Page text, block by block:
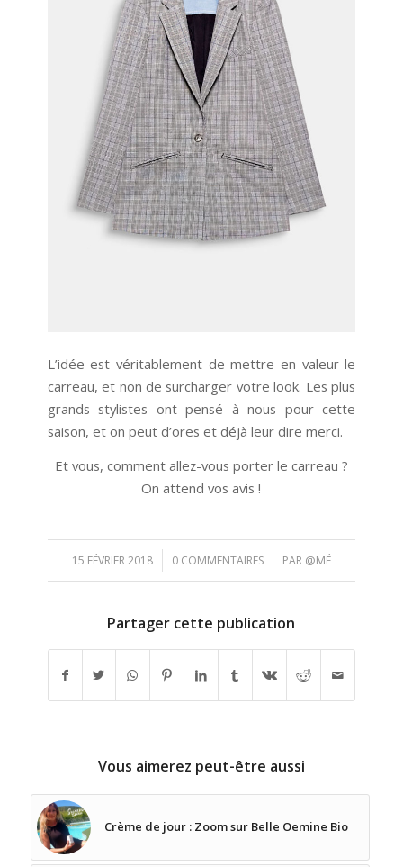
L’idée est véritablement de mettre en valeur le
carreau, et non de surcharger votre look. Les plus
grands stylistes ont pensé à nous pour cette
saison, et on peut d’ores et déjà leur dire merci.
Et vous, comment allez-vous porter le carreau ?
On attend vos avis !
15 FÉVRIER 2018
/ 0 COMMENTAIRES
/ PAR @MÉ
Partager cette publication
Vous aimerez peut-être aussi
Crème de jour : Zoom sur Belle Oemine Bio